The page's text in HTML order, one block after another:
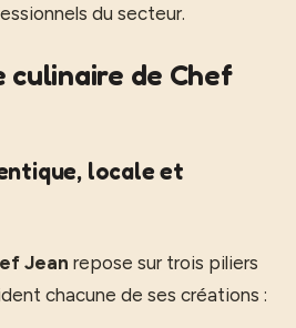
du secteur.
culinaire de Chef
locale et
Jean repose sur trois piliers
chacune de ses créations :